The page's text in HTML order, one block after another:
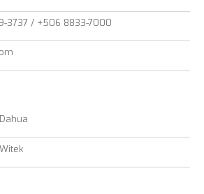
3737 / +506 8833-7000